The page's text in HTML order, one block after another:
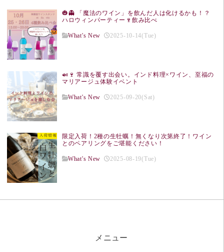
🎃👻 「魔法のワイン」を飲んだ人は化けるかも！？
ハロウィンパーティー🍷飲み比べ
What's New 2025-10-14(Tue)
🍛🍷 常識を覆す出会い。インド料理×ワイン、至福の
マリアージュ体験イベント
What's New 2025-09-20(Sat)
限定入荷！2種の生牡蠣！無くなり次第終了！ワイン
とのペアリングをご堪能ください！
What's New 2025-08-19(Tue)
メニュー